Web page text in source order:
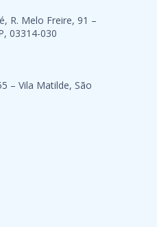
R. Melo Freire, 91 –
03314-030
– Vila Matilde, São